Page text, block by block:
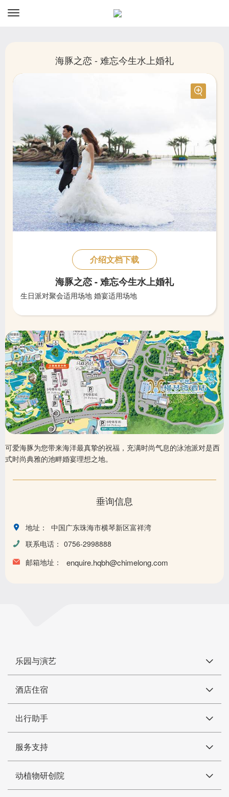
订
海豚之恋 - 难忘今生水上婚礼
海豚之恋 - 难忘今生水上婚礼
介绍文档下载
生日派对聚会适用场地 婚宴适用场地
可爱海豚为您带来海洋最真挚的祝福，充满时尚气息的泳池派对是西
式时尚典雅的池畔婚宴理想之地。
垂询信息
地址：
中国广东珠海市横琴新区富祥湾
联系电话： 0756-2998888
邮箱地址：
enquire.hqbh@chimelong.com
乐园与演艺
酒店住宿
出行助手
服务支持
动植物研创院